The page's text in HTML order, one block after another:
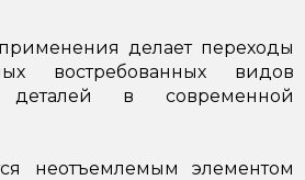
делает переходы
востребованных видов
деталей в современной
неотъемлемым элементом